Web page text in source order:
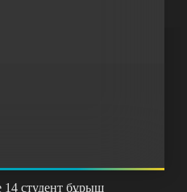
14 студент бұрыш